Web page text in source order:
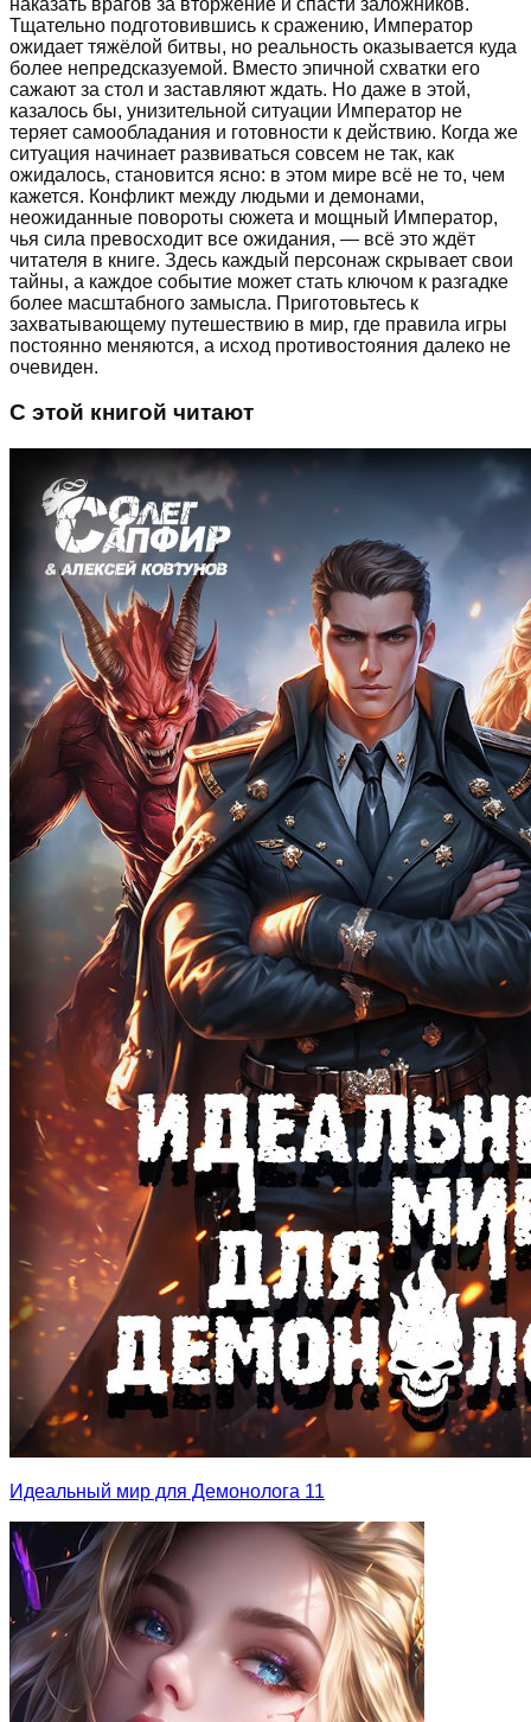
Тщательно подготовившись к сражению, Император
ожидает тяжёлой битвы, но реальность оказывается куда
более непредсказуемой. Вместо эпичной схватки его
сажают за стол и заставляют ждать. Но даже в этой,
казалось бы, унизительной ситуации Император не
теряет самообладания и готовности к действию. Когда же
ситуация начинает развиваться совсем не так, как
ожидалось, становится ясно: в этом мире всё не то, чем
кажется. Конфликт между людьми и демонами,
неожиданные повороты сюжета и мощный Император,
чья сила превосходит все ожидания, — всё это ждёт
читателя в книге. Здесь каждый персонаж скрывает свои
тайны, а каждое событие может стать ключом к разгадке
более масштабного замысла. Приготовьтесь к
захватывающему путешествию в мир, где правила игры
постоянно меняются, а исход противостояния далеко не
очевиден.
С этой книгой читают
Идеальный мир для Демонолога 11